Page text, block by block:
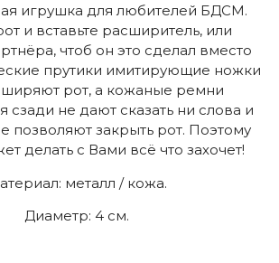
игрушка для любителей БДСМ.
и вставьте расширитель, или
чтоб он это сделал вместо
прутики имитирующие ножки
рот, а кожаные ремни
сзади не дают сказать ни слова и
позволяют закрыть рот. Поэтому
делать с Вами всё что захочет!
металл / кожа.
Диаметр: 4 cм.